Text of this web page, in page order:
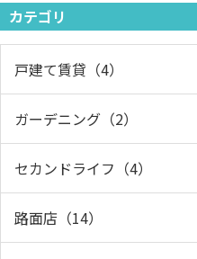
カテゴリ
戸建て賃貸（4）
ガーデニング（2）
セカンドライフ（4）
路面店（14）